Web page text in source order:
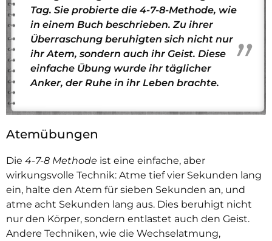
Tag. Sie probierte die 4-7-8-Methode, wie
in einem Buch beschrieben. Zu ihrer
Überraschung beruhigten sich nicht nur
ihr Atem, sondern auch ihr Geist. Diese
einfache Übung wurde ihr täglicher
Anker, der Ruhe in ihr Leben brachte.
Atemübungen
Die 4-7-8 Methode ist eine einfache, aber
wirkungsvolle Technik: Atme tief vier Sekunden lang
ein, halte den Atem für sieben Sekunden an, und
atme acht Sekunden lang aus. Dies beruhigt nicht
nur den Körper, sondern entlastet auch den Geist.
Andere Techniken, wie die Wechselatmung,